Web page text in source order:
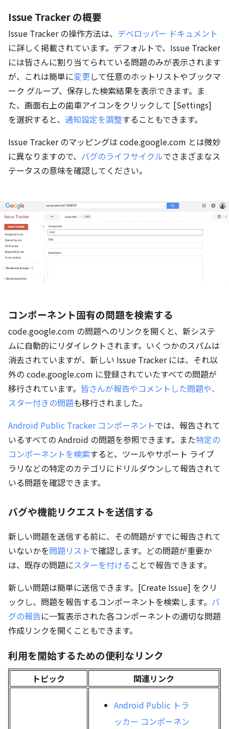
Issue Tracker の概要
Issue Tracker の操作方法は、 デベロッパー ドキュメント
に詳しく掲載されています。デフォルトで、Issue Tracker
には皆さんに割り当てられている問題のみが表示されます
が、これは簡単に変更して任意のホットリストやブックマ
ーク グループ、保存した検索結果を表示できます。ま
た、画面右上の歯車アイコンをクリックして [Settings]
を選択すると、 通知設定を調整することもできます。
Issue Tracker のマッピングは code.google.com とは微妙
に異なりますので、 バグのライフサイクルでさまざまなス
テータスの意味を確認してください。
コンポーネント固有の問題を検索する
code.google.com の問題へのリンクを開くと、新システ
ムに自動的にリダイレクトされます。いくつかのスパムは
消去されていますが、新しい Issue Tracker には、それ以
外の code.google.com に登録されていたすべての問題が
移行されています。 皆さんが報告やコメントした問題や、
スター付きの問題も移行されました。
Android Public Tracker コンポーネントでは、報告されて
いるすべての Android の問題を参照できます。また特定の
コンポーネントを検索すると、ツールやサポート ライブ
ラリなどの特定のカテゴリにドリルダウンして報告されて
いる問題を確認できます。
バグや機能リクエストを送信する
新しい問題を送信する前に、その問題がすでに報告されて
いないかを問題リストで確認します。どの問題が重要か
は、既存の問題にスターを付ける ことで報告できます。
新しい問題は簡単に送信できます。[Create Issue] をクリ
ックし、問題を報告するコンポーネントを検索します。 バ
グの報告に一覧表示された各コンポーネントの適切な問題
作成リンクを開くこともできます。
利用を開始するための便利なリンク
トピック 関連リンク
Android Public トラ
ッカー コンポーネン